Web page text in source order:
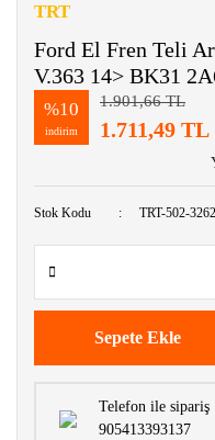
TRT
Ford El Fren Teli
V.363 14> BK31
%10
indirim
1.901,66 TL
1.711,49 TL
Stok Kodu TRT-502-3262
Sepete Ekle
Telefon ile sipariş
905413393137